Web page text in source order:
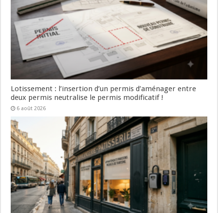
Lotissement : l’insertion d’un permis d’aménager entre
deux permis neutralise le permis modificatif !
6 août 2026